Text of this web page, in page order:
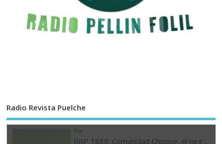
Radio Revista Puelche